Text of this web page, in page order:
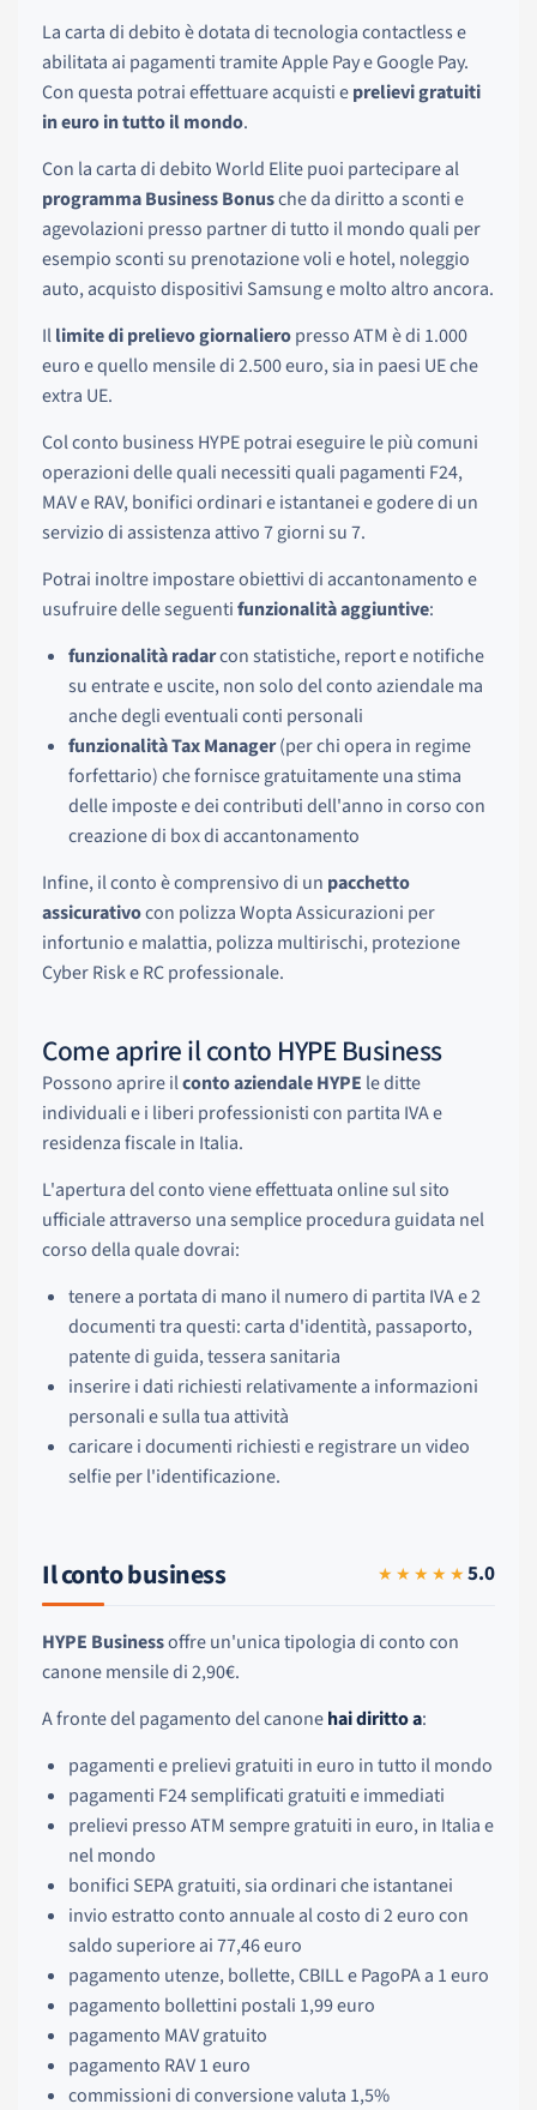
La carta di debito è dotata di tecnologia contactless e
abilitata ai pagamenti tramite Apple Pay e Google Pay.
Con questa potrai effettuare acquisti eprelievi gratuiti
in euro in tutto il mondo.
Con la carta di debito World Elite puoi partecipare al
programma Business Bonusche da diritto a sconti e
agevolazioni presso partner di tutto il mondo quali per
esempio sconti su prenotazione voli e hotel, noleggio
auto, acquisto dispositivi Samsung e molto altro ancora.
Illimite di prelievo giornalieropresso ATM è di 1.000
euro e quello mensile di 2.500 euro, sia in paesi UE che
extra UE.
Col conto business HYPE potrai eseguire le più comuni
operazioni delle quali necessiti quali pagamenti F24,
MAV e RAV, bonifici ordinari e istantanei e godere di un
servizio di assistenza attivo 7 giorni su 7.
Potrai inoltre impostare obiettivi di accantonamento e
usufruire delle seguentifunzionalità aggiuntive:
funzionalità radarcon statistiche, report e notifiche
su entrate e uscite, non solo del conto aziendale ma
anche degli eventuali conti personali
funzionalità Tax Manager(per chi opera in regime
forfettario) che fornisce gratuitamente una stima
delle imposte e dei contributi dell'anno in corso con
creazione di box di accantonamento
Infine, il conto è comprensivo di un pacchetto
assicurativocon polizza Wopta Assicurazioni per
infortunio e malattia, polizza multirischi, protezione
Cyber Risk e RC professionale.
Come aprire il conto HYPE Business
Possono aprire ilconto aziendale HYPE le ditte
individuali e i liberi professionisti con partita IVA e
residenza fiscale in Italia.
L'apertura del conto viene effettuata online sul sito
ufficiale attraverso una semplice procedura guidata nel
corso della quale dovrai:
tenere a portata di mano il numero di partita IVA e 2
documenti tra questi: carta d'identità, passaporto,
patente di guida, tessera sanitaria
inserire i dati richiesti relativamente a informazioni
personali e sulla tua attività
caricare i documenti richiesti e registrare un video
selfie per l'identificazione.
Il conto business ★★★★★5.0
HYPE Businessoffre un'unica tipologia di conto con
canone mensile di 2,90€.
A fronte del pagamento del canonehai diritto a:
pagamenti e prelievi gratuiti in euro in tutto il mondo
pagamenti F24 semplificati gratuiti e immediati
prelievi presso ATM sempre gratuiti in euro, in Italia e
nel mondo
bonifici SEPA gratuiti, sia ordinari che istantanei
invio estratto conto annuale al costo di 2 euro con
saldo superiore ai 77,46 euro
pagamento utenze, bollette, CBILL e PagoPA a 1 euro
pagamento bollettini postali 1,99 euro
pagamento MAV gratuito
pagamento RAV 1 euro
commissioni di conversione valuta 1,5%